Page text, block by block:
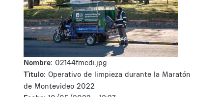
Nombre: 02144fmcdi.jpg
Tìtulo: Operativo de limpieza durante la Maratón
de Montevideo 2022